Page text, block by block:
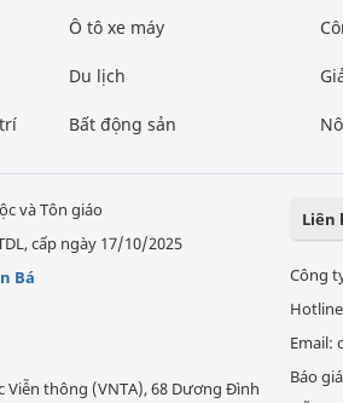
Ô tô xe máy
Du lịch
Bất động sản
và Tôn giáo
cấp ngày 17/10/2025
Bá
Viễn thông (VNTA), 68 Dương Đình
Liên
Công
Email:
Báo